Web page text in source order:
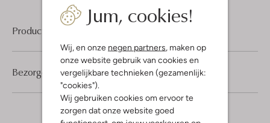
Jum, cookies!
Wij, en onze negen partners, maken op
onze website gebruik van cookies en
vergelijkbare technieken (gezamenlijk:
"cookies").
Wij gebruiken cookies om ervoor te
zorgen dat onze website goed
Product informatie
Bezorgen & retourneren